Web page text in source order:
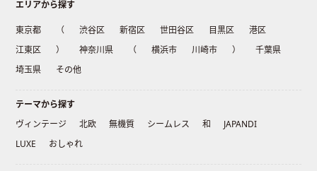
エリアから探す
東京都 （ 渋谷区 新宿区 世田谷区 目黒区
港区
江東区
） 神奈川県 （ 横浜市 川崎市 ）
千葉県
埼玉県
その他
テーマから探す
ヴィンテージ
北欧 無機質 シームレス 和
JAPANDI
LUXE
おしゃれ